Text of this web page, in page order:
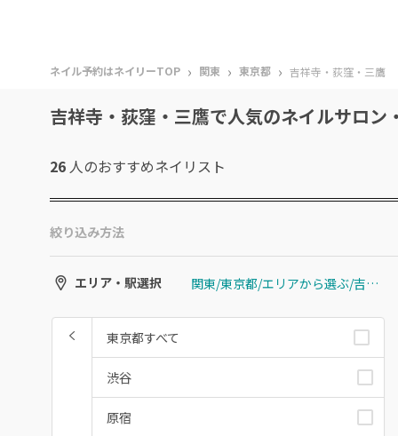
ネイル予約はネイリーTOP › 関東 › 東京都 › 吉祥寺・荻窪・三鷹
吉祥寺・荻窪・三鷹で人気のネイルサロン
26 人のおすすめネイリスト
絞り込み方法
エリア・駅選択 関東/東京都/エリアから選ぶ/吉祥寺・荻窪・三鷹
東京都すべて
渋谷
原宿